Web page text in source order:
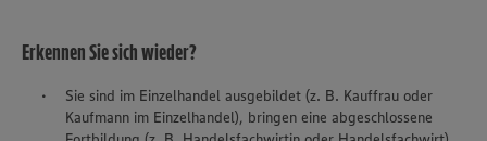
Erkennen Sie sich wieder?
Sie sind im Einzelhandel ausgebildet (z. B. Kauffrau oder
Kaufmann im Einzelhandel), bringen eine abgeschlossene